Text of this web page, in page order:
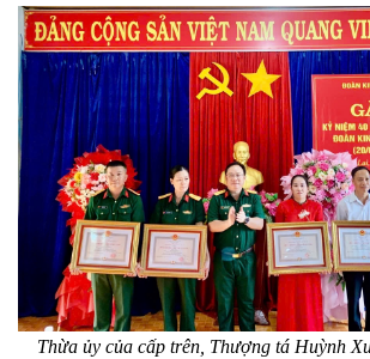
Thừa ủy của cấp trên, Thượng tá Huỳnh